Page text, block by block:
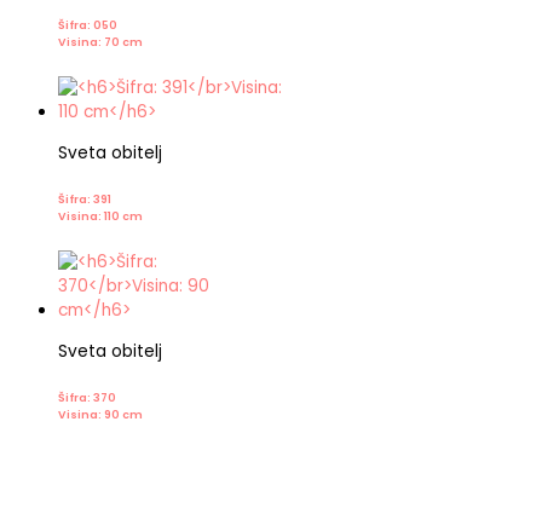
Šifra: 050
Visina: 70 cm
Sveta obitelj
Šifra: 391
Visina: 110 cm
Sveta obitelj
Šifra: 370
Visina: 90 cm